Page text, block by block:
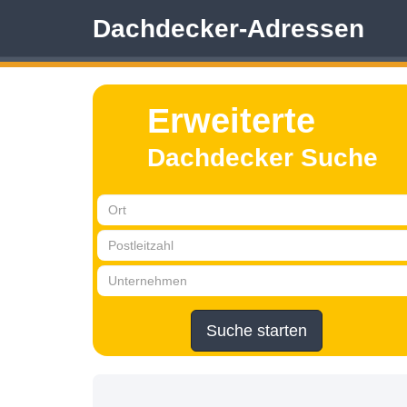
Dachdecker-Adressen
Erweiterte
Dachdecker Suche
Suche starten